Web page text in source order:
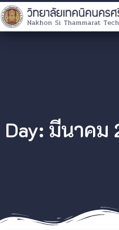
Day: มีนาค